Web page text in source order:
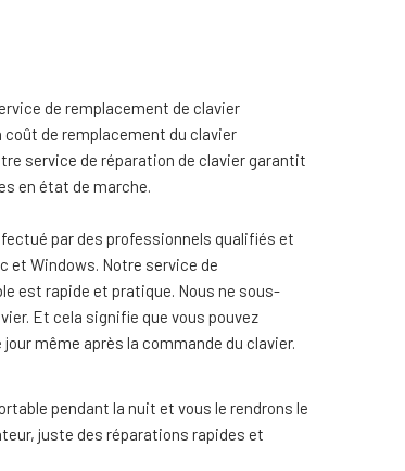
de remplacement de clavier
coût de remplacement du clavier
service de réparation de clavier garantit
en état de marche.
par des professionnels qualifiés et
et Windows. Notre service de
est rapide et pratique. Nous ne sous-
Et cela signifie que vous pouvez
même après la commande du clavier.
pendant la nuit et vous le rendrons le
juste des réparations rapides et